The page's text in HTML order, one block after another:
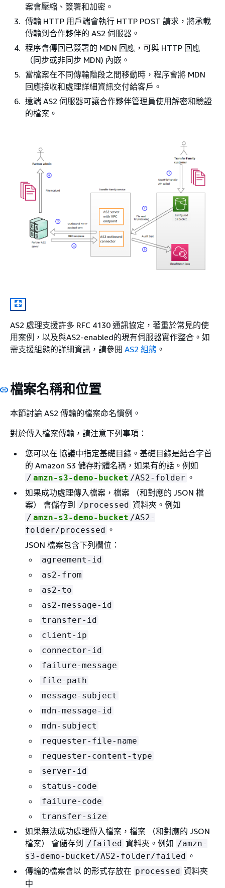
案會壓縮、簽署和加密。
傳輸 HTTP 用戶端會執行 HTTP POST 請求，將承載
傳輸到合作夥伴的 AS2 伺服器。
程序會傳回已簽署的 MDN 回應，可與 HTTP 回應
（同步或非同步 MDN) 內嵌。
當檔案在不同傳輸階段之間移動時，程序會將 MDN
回應接收和處理詳細資訊交付給客戶。
遠端 AS2 伺服器可讓合作夥伴管理員使用解密和驗證
的檔案。
AS2 處理支援許多 RFC 4130 通訊協定，著重於常見的使
用案例，以及與AS2-enabled的現有伺服器實作整合。如
需支援組態的詳細資訊，請參閱 AS2 組態 。
檔案名稱和位置
本節討論 AS2 傳輸的檔案命名慣例。
對於傳入檔案傳輸，請注意下列事項：
您可以在 協議中指定基礎目錄。基礎目錄是結合字首
的 Amazon S3 儲存貯體名稱，如果有的話。例如
/ amzn-s3-demo-bucket /AS2-folder 。
如果成功處理傳入檔案，檔案 （和對應的 JSON 檔
案） 會儲存到 /processed 資料夾。例如
/ amzn-s3-demo-bucket /AS2-
folder/processed 。
JSON 檔案包含下列欄位：
agreement-id
as2-from
as2-to
as2-message-id
transfer-id
client-ip
connector-id
failure-message
file-path
message-subject
mdn-message-id
mdn-subject
requester-file-name
requester-content-type
server-id
status-code
failure-code
transfer-size
如果無法成功處理傳入檔案，檔案 （和對應的 JSON
檔案） 會儲存到 /failed 資料夾。例如 /amzn-
s3-demo-bucket/AS2-folder/failed 。
傳輸的檔案會以 的形式存放在 processed 資料夾
中